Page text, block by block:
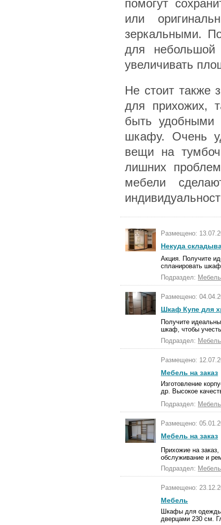
помогут
или
зеркальными.
для небольшой
увеличивать
Не стоит также
для прихожих,
быть удобными
шкафу. Очень
вещи на
лишних
мебели
Размещено:
Некуда
Акция. Получите
спланировать
Подраздел:
Размещено:
Шкаф Купе для
Получите
шкаф, чтобы
Подраздел:
Размещено:
Мебель на заказ
Изготовление
др. Высокое
Подраздел:
Размещено:
Мебель на заказ
Прихожие на
обслуживание и
Подраздел:
Размещено:
Мебель
Шкафы для
дверцами 230 см.